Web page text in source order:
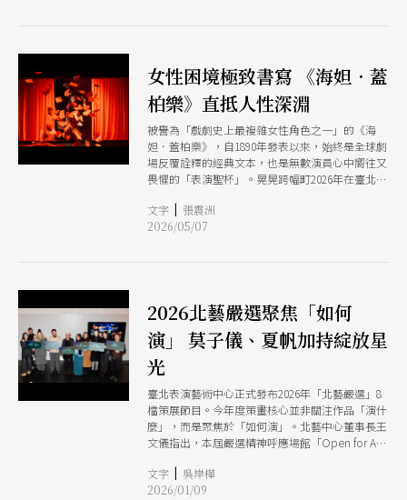
女性困境極致書寫 《海妲．蓋
柏樂》直抵人性深淵
被譽為「戲劇史上最複雜女性角色之一」的《海
妲．蓋柏樂》，自1890年發表以來，始終是全球劇
場反覆詮釋的經典文本，也是無數演員心中嚮往又
畏懼的「表演聖杯」。晃晃跨幅町2026年在臺北表
10日於球劇場登場，將原本近3小時的演出精煉為
約105分鐘，讓觀眾成為「讀心者」，體會人性中
文字 | 張震洲
2026/05/07
2026北藝嚴選聚焦「如何
演」 莫子儀、夏帆加持綻放星
光
臺北表演藝術中心正式發布2026年「北藝嚴選」8
檔策展節目。今年度策畫核心並非關注作品「演什
麼」，而是聚焦於「如何演」。北藝中心董事長王
文儀指出，本屆嚴選精神呼應場館「Open for All
舞蹈、音樂與跨域創作的節目，皆觸及各類型隱秘
的文化源頭及歷史洪流。觀眾將在劇場中見證每一
文字 | 吳岸樺
2026/01/09